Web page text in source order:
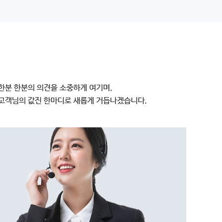
분 한분의 의견을 소중하게 여기며,
객님의 값진 한마디로 새롭게 거듭나겠습니다.